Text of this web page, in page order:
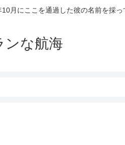
月にここを通過した彼の名前を採
ンな航海